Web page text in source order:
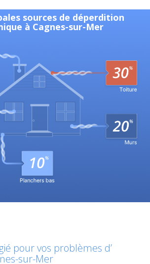
sources de déperdition
à Cagnes-sur-Mer
pour vos problèmes d’
sur-Mer